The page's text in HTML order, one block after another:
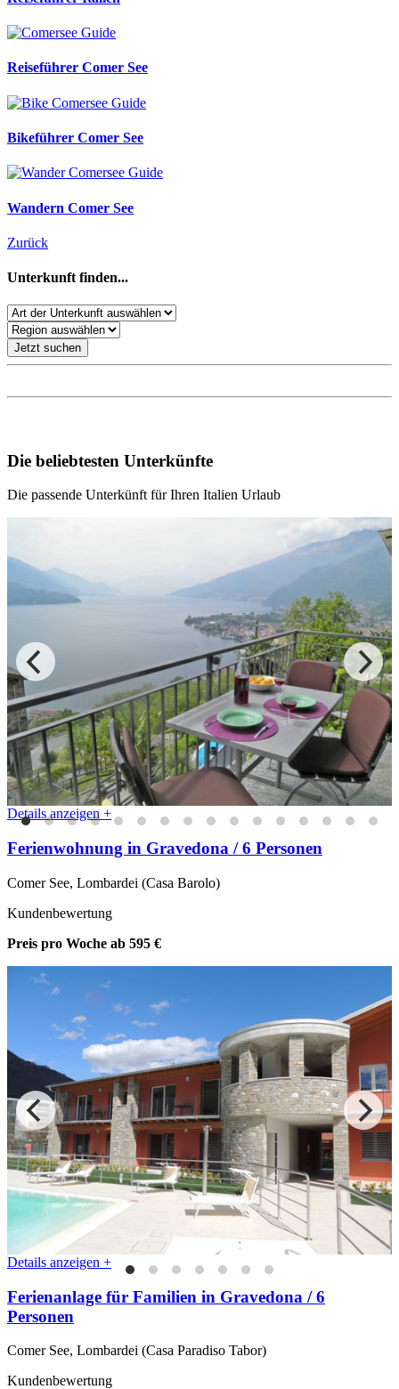
Reiseführer Comer See
Bikeführer Comer See
Wandern Comer See
Zurück
Unterkunft finden...
Jetzt suchen
Die beliebtesten Unterkünfte
Die passende Unterkünft für Ihren Italien Urlaub
Details anzeigen +
Ferienwohnung in Gravedona / 6 Personen
Comer See, Lombardei (Casa Barolo)
Kundenbewertung
Preis pro Woche ab 595 €
Details anzeigen +
Ferienanlage für Familien in Gravedona / 6
Personen
Comer See, Lombardei (Casa Paradiso Tabor)
Kundenbewertung